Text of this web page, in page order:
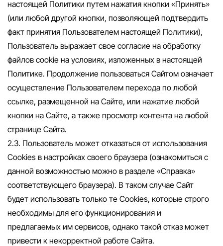
настоящей Политики путем нажатия кнопки «Принять»
(или любой другой кнопки, позволяющей подтвердить
факт принятия Пользователем настоящей Политики),
Пользователь выражает свое согласие на обработку
файлов cookie на условиях, изложенных в настоящей
Политике. Продолжение пользоваться Сайтом означает
осуществление Пользователем перехода по любой
ссылке, размещенной на Сайте, или нажатие любой
кнопки на Сайте, а также просмотр контента на любой
странице Сайта.
2.3. Пользователь может отказаться от использования
Сookies в настройках своего браузера (ознакомиться с
данной возможностью можно в разделе «Справка»
соответствующего браузера). В таком случае Сайт
будет использовать только те Cookies, которые строго
необходимы для его функционирования и
предлагаемых им сервисов, однако такой отказ может
привести к некорректной работе Сайта.